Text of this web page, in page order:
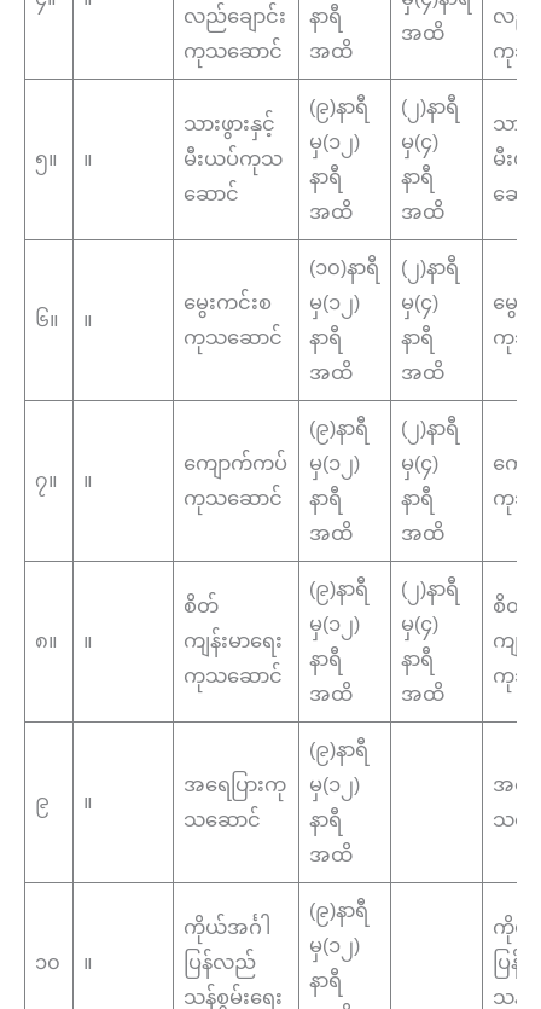
လည်ချောင်း
ကုသဆောင်
နာရီ
အထိ
အထိ
လည်ခ
ကုသ
၅။ ။
သားဖွားနှင့်
မီးယပ်ကုသ
ဆောင်
(၉)နာရီ
မှ(၁၂)
နာရီ
အထိ
(၂)နာရီ
မှ(၄)
နာရီ
အထိ
သား
မီး
ဆော
၆။ ။
မွေးကင်းစ
ကုသဆောင်
(၁၀)နာရီ
မှ(၁၂)
နာရီ
အထိ
(၂)နာရီ
မှ(၄)
နာရီ
အထိ
မွေး
ကုသ
၇။ ။
ကျောက်ကပ်
ကုသဆောင်
(၉)နာရီ
မှ(၁၂)
နာရီ
အထိ
(၂)နာရီ
မှ(၄)
နာရီ
အထိ
ကျ
ကုသ
၈။ ။
စိတ်
ကျန်းမာရေး
ကုသဆောင်
(၉)နာရီ
မှ(၁၂)
နာရီ
အထိ
(၂)နာရီ
မှ(၄)
နာရီ
အထိ
စိတ်
ကျန်
ကုသ
၉ ။
အရေပြားကု
သဆောင်
(၉)နာရီ
မှ(၁၂)
နာရီ
အထိ
အရေ
သဆ
၁၀ ။
ကိုယ်အင်္ဂါ
ပြန်လည်
သန်စွမ်းရေး
(၉)နာရီ
မှ(၁၂)
နာရီ
ကိုယ်
ပြ
သန်စွ